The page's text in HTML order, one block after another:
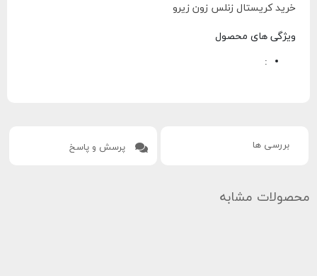
خرید کریستال زنلس زون زیرو
ویژگی های محصول
:
بررسی ها پرسش و پاسخ
محصولات مشابه